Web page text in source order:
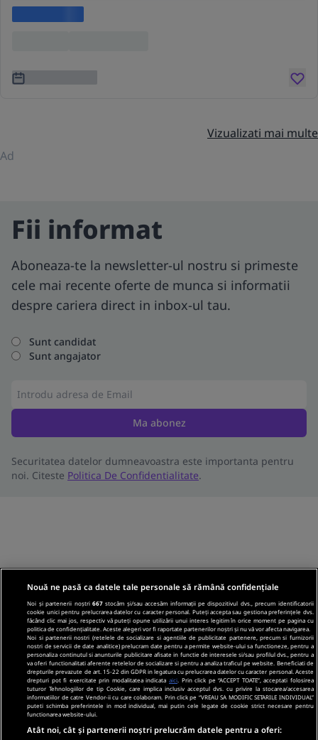
Vizualizati mai multe
Ad
Fii informat
Aboneaza-te la newsletter-ul nostru si primeste
cele mai recente oferte de munca si informatii
despre cariera direct in inbox-ul tau.
Sunt candidat
Sunt angajator
Ma abonez
Securitatea datelor dumneavoastra este importanta pentru
noi. Citeste Politica De Confidentialitate.
Nouă ne pasă ca datele tale personale să rămână confidențiale
Noi și partenerii noștri667 stocăm și/sau accesăm informații pe dispozitivul dvs., precum identificatorii
cookie unici pentru prelucrarea datelor cu caracter personal. Puteți accepta sau gestiona preferințele dvs.
făcând clic mai jos, respectiv vă puteți opune utilizării unui interes legitim în orice moment pe pagina cu
politica de confidențialitate. Aceste alegeri vor fi raportate partenerilor noștri și nu vă vor afecta navigarea.
Noi si partenerii nostri (retelele de socializare si agentiile de publicitate partenere, precum si furnizorii
nostri de servicii de date analitice) prelucram date pentru a permite website-ului sa functioneze, pentru a
personaliza continutul si anunturile publicitare afisate in functie de interesele si/sau profilul dvs., pentru a
va oferi functionalitati aferente retelelor de socializare si pentru a analiza traficul pe website. Beneficiati de
drepturile prevazute de art. 15-22 din GDPR in legatura cu prelucrarea datelor cu caracter personal. Aceste
drepturi pot fi exercitate prin modalitatea indicata aici . Prin click pe “ACCEPT TOATE”, acceptati folosirea
tuturor Tehnologiilor de tip Cookie, care implica inclusiv acceptul dvs. cu privire la stocarea/accesarea
informatiilor de catre Vendor-ii cu care colaboram. Prin click pe “VREAU SA MODIFIC SETARILE INDIVIDUAL”
puteti schimba preferintele in mod individual, mai putin cele legate de cookie strict necesare pentru
functionarea website-ului.
Atât noi, cât și partenerii noștri prelucrăm datele pentru a oferi: